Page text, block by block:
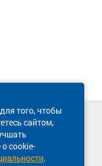
того, чтобы
сайтом,
cookie-
.
сайта
38